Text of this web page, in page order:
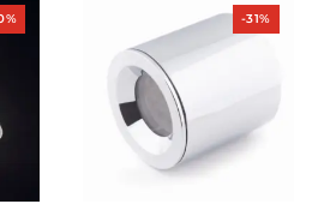
Produkt
im
-31%Produkt
im